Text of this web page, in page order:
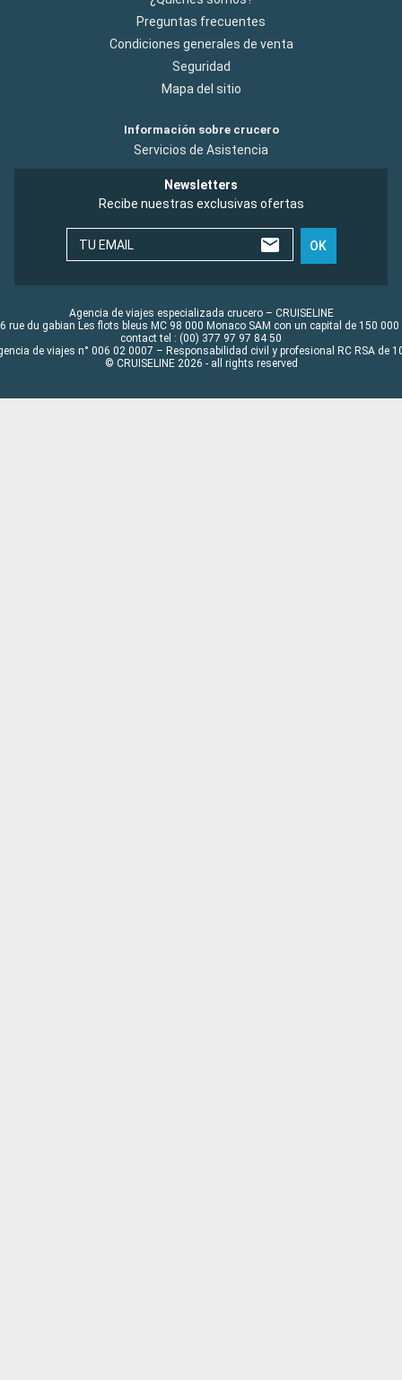
Preguntas frecuentes
Condiciones generales de venta
Seguridad
Mapa del sitio
Información sobre crucero
Servicios de Asistencia
Newsletters
Recibe nuestras exclusivas ofertas
TU EMAIL OK
Agencia de viajes especializada crucero – CRUISELINE
rue du gabian Les flots bleus MC 98 000 Monaco SAM con un capital de 150 000
contact tel : (00) 377 97 97 84 50
de viajes n° 006 02 0007 – Responsabilidad civil y profesional RC RSA de
© CRUISELINE 2026 - all rights reserved